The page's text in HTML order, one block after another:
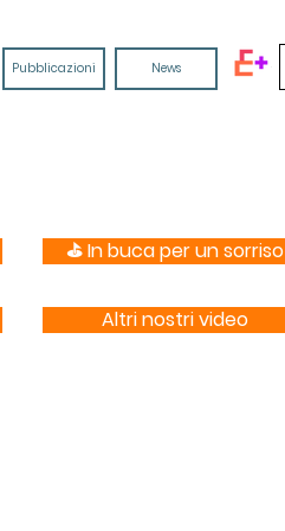
Pubblicazioni News
⛳️ In buca per un sorriso
Altri nostri video